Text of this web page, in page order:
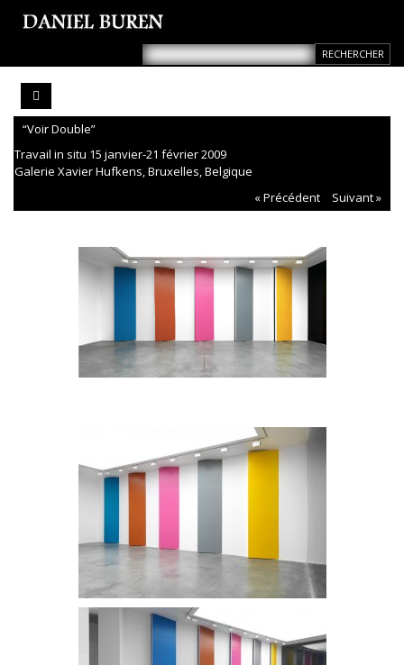
“Voir Double”
Travail in situ 15 janvier-21 février 2009
Galerie Xavier Hufkens, Bruxelles, Belgique
« Précédent
Suivant »